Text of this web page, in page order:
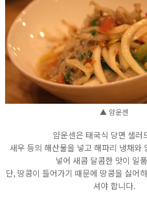
▲ 얌운센
얌운센은 태국식 당면 샐러
새우 등의 해산물을 넣고 해파리 냉채와
넣어 새콤 달콤한 맛이 일
단, 땅콩이 들어가기 때문에 땅콩을 싫어
셔야 합니다.